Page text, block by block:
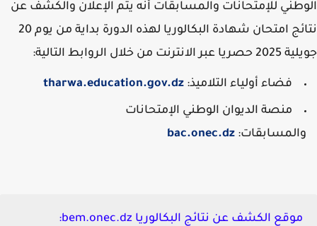
للإمتحانات والمسابقات أنه يتم الإعلان والكشف عن
نتائج امتحان شهادة البكالوريا لهذه الدورة بداية من يوم 20
من خلال الروابط التالية:
فضاء أولياء التلاميذ:tharwa.education.gov.dz
منصة الديوان الوطني الإمتحانات
bac.onec.dz
موقع الكشف عن نتائج البكالوريا bem.onec.dz: